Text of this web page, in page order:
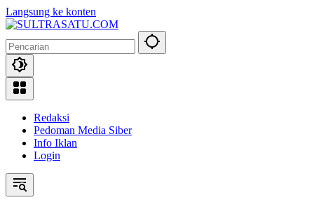
Langsung ke konten
Redaksi
Pedoman Media Siber
Info Iklan
Login